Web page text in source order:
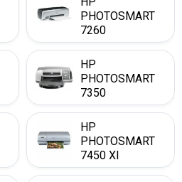
PHOTOSMART
7260
HP
PHOTOSMART
7350
HP
PHOTOSMART
7450 XI